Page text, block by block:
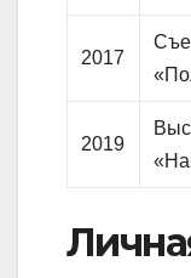
2017
2019